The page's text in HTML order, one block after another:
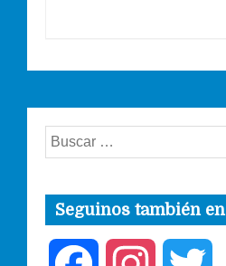
Buscar:
Seguinos también en